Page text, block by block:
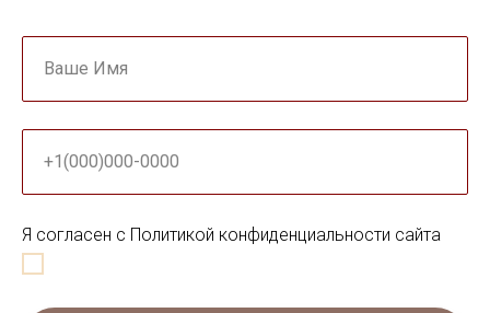
Ваше Имя
+1(000)000-0000
Я согласен с Политикой конфиденциальности сайта